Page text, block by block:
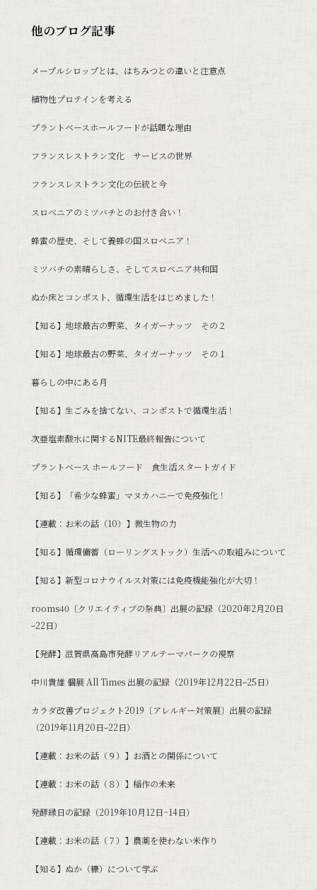
他のブログ記事
メープルシロップとは、はちみつとの違いと注意点
植物性プロテインを考える
プラントベースホールフードが話題な理由
フランスレストラン文化 サービスの世界
フランスレストラン文化の伝統と今
スロベニアのミツバチとのお付き合い！
蜂蜜の歴史、そして養蜂の国スロベニア！
ミツバチの素晴らしさ、そしてスロベニア共和国
ぬか床とコンポスト、循環生活をはじめました！
【知る】地球最古の野菜、タイガーナッツ その２
【知る】地球最古の野菜、タイガーナッツ その１
暮らしの中にある月
【知る】生ごみを捨てない、コンポストで循環生活！
次亜塩素酸水に関するNITE最終報告について
プラントベース ホールフード 食生活スタートガイド
【知る】「希少な蜂蜜」マヌカハニーで免疫強化！
【連載：お米の話（10）】微生物の力
【知る】循環備蓄（ローリングストック）生活への取組みについて
【知る】新型コロナウイルス対策には免疫機能強化が大切！
rooms40〔クリエイティブの祭典〕出展の記録（2020年2月20日
ｰ22日）
【発酵】滋賀県高島市発酵リアルテーマパークの視察
中川貴雄 個展 All Times 出展の記録（2019年12月22日ｰ25日）
カラダ改善プロジェクト2019〔アレルギー対策展〕出展の記録
（2019年11月20日ｰ22日）
【連載：お米の話（９）】お酒との関係について
【連載：お米の話（８）】稲作の未来
発酵縁日の記録（2019年10月12日~14日）
【連載：お米の話（７）】農薬を使わない米作り
【知る】ぬか（糠）について学ぶ